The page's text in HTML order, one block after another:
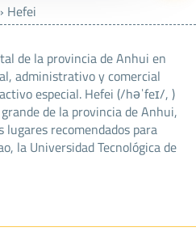
Hefei
de la provincia de Anhui en
administrativo y comercial
especial. Hefei (/həˈfeɪ/, )
de la provincia de Anhui,
lugares recomendados para
la Universidad Tecnológica de